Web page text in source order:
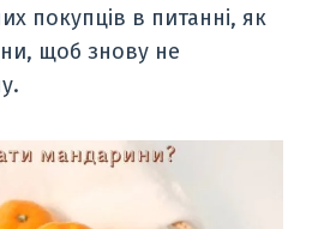
покупців в питанні, як
щоб знову не